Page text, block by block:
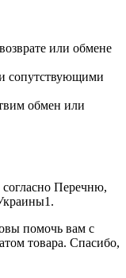
или обмене
сопутствующими
обмен или
Перечню,
помочь вам с
товара. Спасибо,